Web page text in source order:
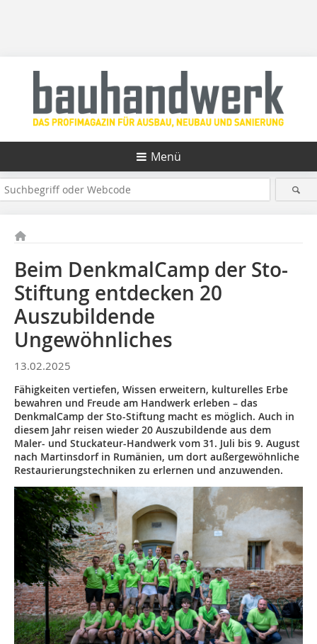
Menü
Beim DenkmalCamp der Sto-
Stiftung entdecken 20
Auszubildende
Ungewöhnliches
13.02.2025
Fähigkeiten vertiefen, Wissen erweitern, kulturelles Erbe
bewahren und Freude am Handwerk erleben – das
DenkmalCamp der Sto-Stiftung macht es möglich. Auch in
diesem Jahr reisen wieder 20 Auszubildende aus dem
Maler- und Stuckateur-Handwerk vom 31. Juli bis 9. August
nach Martinsdorf in Rumänien, um dort außergewöhnliche
Restaurierungstechniken zu erlernen und anzuwenden.